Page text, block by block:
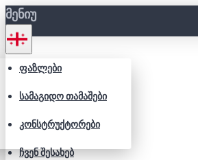
ᲛᲔᲜᲘᲣ
ᲤᲐᲖᲚᲔᲑᲘ
ᲡᲐᲛᲐᲒᲘᲓᲝ ᲗᲐᲛᲐᲨᲔᲑᲘ
ᲙᲝᲜᲡᲢᲠᲣᲥᲢᲝᲠᲔᲑᲘ
ᲩᲕᲔᲜ ᲨᲔᲡᲐᲮᲔᲑ